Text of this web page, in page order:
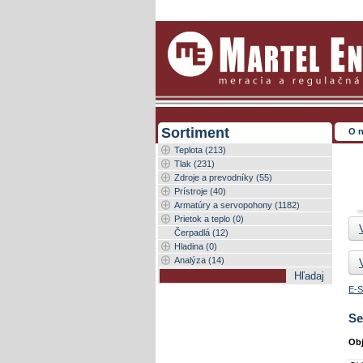
O
Sortiment
Teplota (213)
Tlak (231)
Zdroje a prevodníky (55)
Prístroje (40)
Armatúry a servopohony (1182)
Prietok a teplo (0)
Čerpadlá (12)
Hladina (0)
Analýza (14)
E-